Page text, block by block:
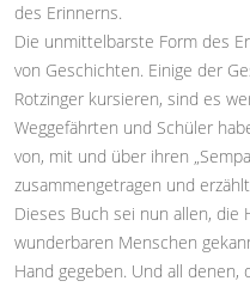
des Erinnerns.
Die unmittelbarste Form des
von Geschichten. Einige der
Rotzinger kursieren, sind es
Weggefährten und Schüler
von, mit und über ihren
zusammengetragen und
Dieses Buch sei nun allen, die
wunderbaren Menschen
Hand gegeben. Und all denen,